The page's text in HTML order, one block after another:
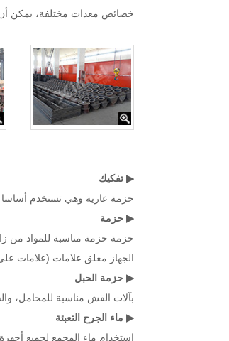
خصائص معدات مختلفة، يمكن أن
▶ تفكيك
حزمة عارية وهي تستخدم أساسا
▶ حزمة
حزمة حزمة مناسبة للمواد من
الجهاز معلق علامات (علامات
▶ حزمة الحبل
بآلات القش مناسبة للمحامل،
▶ ماء الجرح التعبئة
استخدام ماء المجمع لجميع أجهزة